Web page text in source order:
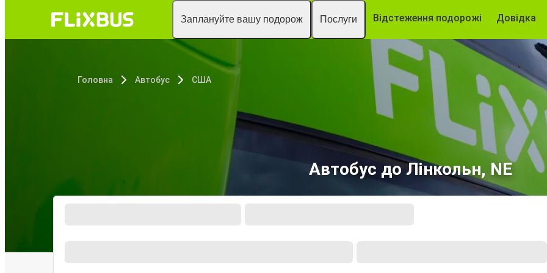
Заплануйте вашу подорож Послуги Відстеження подорожі Довідка
Головна Автобус США
Автобус до Лінкольн, NE